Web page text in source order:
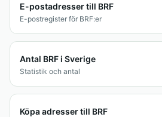
E-postadresser till BRF
E-postregister för BRF:er
Antal BRF i Sverige
Statistik och antal
Köpa adresser till BRF